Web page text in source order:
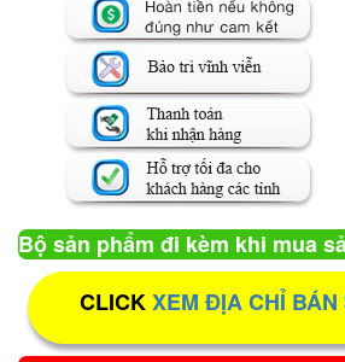
Bộ sản phẩm đi kèm khi mua
CLICKXEM ĐỊA CHỈ BÁN